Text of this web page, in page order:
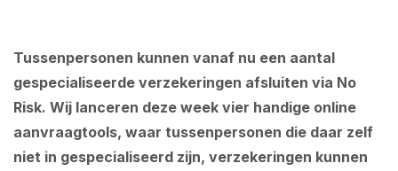
Tussenpersonen kunnen vanaf nu een aantal
gespecialiseerde verzekeringen afsluiten via No
Risk. Wij lanceren deze week vier handige online
aanvraagtools, waar tussenpersonen die daar zelf
niet in gespecialiseerd zijn, verzekeringen kunnen